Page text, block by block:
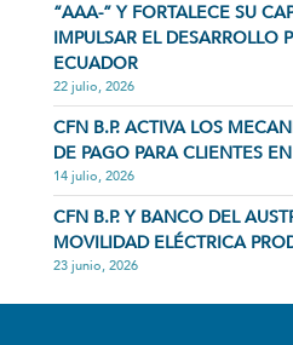
“AAA-” Y FORTALECE SU
IMPULSAR EL DESARROLLO
ECUADOR
22 julio, 2026
CFN B.P. ACTIVA LOS
DE PAGO PARA CLIENTES
14 julio, 2026
CFN B.P. Y BANCO DEL
MOVILIDAD ELÉCTRICA
23 junio, 2026